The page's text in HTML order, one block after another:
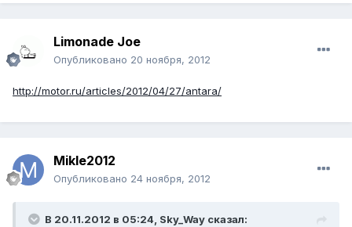
Limonade Joe
Опубликовано 20 ноября, 2012
http://motor.ru/articles/2012/04/27/antara/
Mikle2012
Опубликовано 24 ноября, 2012
В 20.11.2012 в 05:24, Sky_Way сказал: